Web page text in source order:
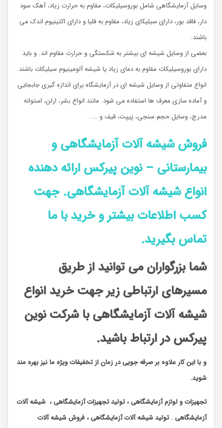
وسایل آزمایشگاهی شامل بوروسیلیکات، مقاوم به حرارت زیاد، آهک سود
دار، فاقد بور، دارای سیلیکای زیاد، مقاوم به قلیا و دارای اکتینیوم اندک می
باشند.
بعضی از وسایل شیشه ای بیشتر به شکستگی و حرارت مقاوم اند. و باید
دارای بوروسیلیکات مقاوم به دمای زیاد یا شیشه آلومینیوم سیلیکات باشند.
انواع متفاوتی از وسایل شیشه ای در آزمایشگاه برای اندازه گیری جابجایی
و آماده سازی معرف ها استفاده می شود. مانند انواع بشر، ارلن، استوانه
مدرج، وسایل حجم سنجی، پیپت، قیف و …..
فروش شیشه آلات آزمایشگاهی و
بیمارستانی – نوین پیرکس ارائه دهنده
انواع شیشه آلات آزمایشگاهی. جهت
کسب اطلاعات بیشتر و خرید با ما
تماس بگیرید.
شما بزرگواران می توانید از طریق
مسیرهای ارتباطی زیر جهت خرید انواع
شیشه آلات آزمایشگاهی با شرکت نوین
پیرکس در ارتباط باشید.
و با این کار علاوه بر صرفه جویی در زمان از تخفیفات ویژه ما نیز بهره مند
شوید.
تجهیزات و لوازم آزمایشگاهی ، تولید تجهیزات آزمایشگاهی ، شیشه آلات
آزمایشگاهی . تولید شیشه آلات آزمایشگاهی ، فروش شیشه آلات